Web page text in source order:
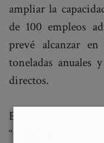
ampliar la
de 100 empleos
prevé alcanzar
toneladas anuales
directos.
El presidente del
“representa una